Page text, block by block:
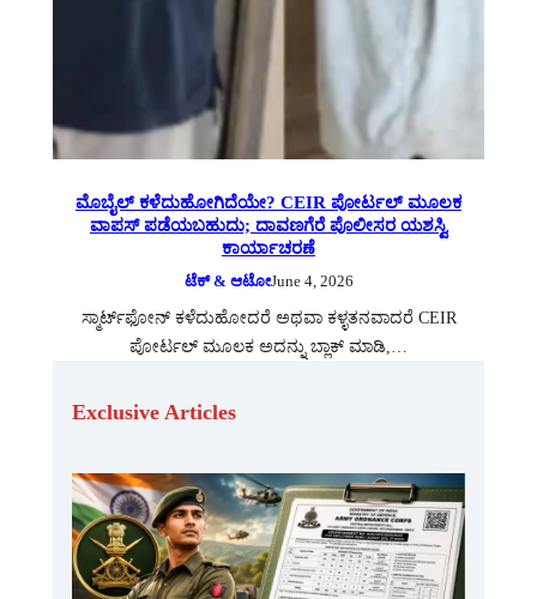
ಮೊಬೈಲ್ ಕಳೆದುಹೋಗಿದೆಯೇ? CEIR ಪೋರ್ಟಲ್ ಮೂಲಕ
ವಾಪಸ್ ಪಡೆಯಬಹುದು; ದಾವಣಗೆರೆ ಪೊಲೀಸರ ಯಶಸ್ವಿ
ಕಾರ್ಯಾಚರಣೆ
ಟೆಕ್ & ಆಟೋJune 4, 2026
ಸ್ಮಾರ್ಟ್‌ಫೋನ್ ಕಳೆದುಹೋದರೆ ಅಥವಾ ಕಳ್ಳತನವಾದರೆ CEIR
ಪೋರ್ಟಲ್ ಮೂಲಕ ಅದನ್ನು ಬ್ಲಾಕ್ ಮಾಡಿ,…
Exclusive Articles